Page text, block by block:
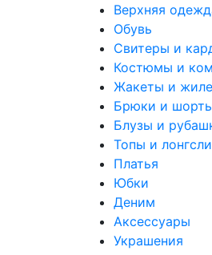
Верхняя
Обувь
Свитеры и
Костюмы и
Жакеты и
Брюки и
Блузы и
Топы и
Платья
Юбки
Деним
Аксессуары
Украшения